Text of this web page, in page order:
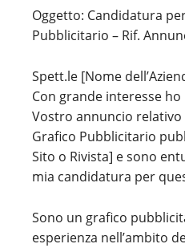
Oggetto: Candidatura
Pubblicitario – Rif.
Spett.le [Nome
Con grande interesse
Vostro annuncio relativo
Grafico Pubblicitario
Sito o Rivista] e sono
mia candidatura per
Sono un grafico
esperienza nell’ambito